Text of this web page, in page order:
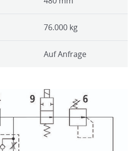
76.000 kg
Auf Anfrage